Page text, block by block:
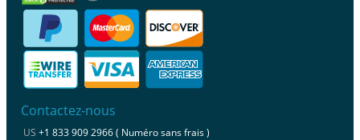
Contactez-nous
US +1 833 909 2966 ( Numéro sans frais )